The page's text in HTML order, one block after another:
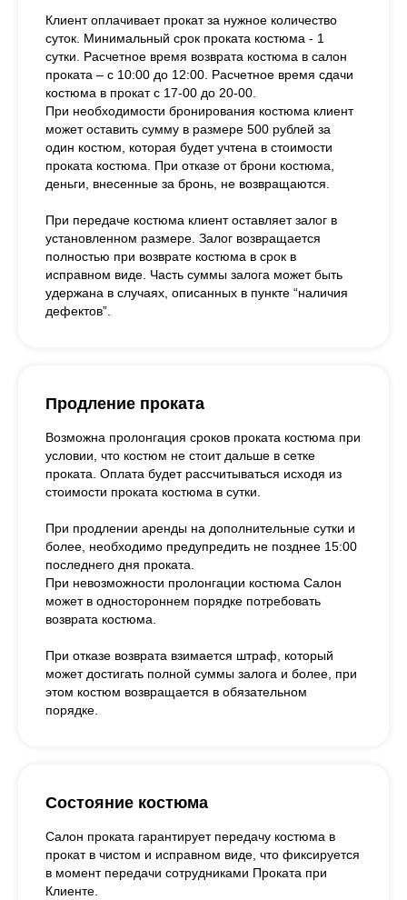
Клиент оплачивает прокат за нужное количество
суток. Минимальный срок проката костюма - 1
сутки. Расчетное время возврата костюма в салон
проката – с 10:00 до 12:00. Расчетное время сдачи
костюма в прокат с 17-00 до 20-00.
При необходимости бронирования костюма клиент
может оставить сумму в размере 500 рублей за
один костюм, которая будет учтена в стоимости
проката костюма. При отказе от брони костюма,
деньги, внесенные за бронь, не возвращаются.
При передаче костюма клиент оставляет залог в
установленном размере. Залог возвращается
полностью при возврате костюма в срок в
исправном виде. Часть суммы залога может быть
удержана в случаях, описанных в пункте “наличия
дефектов”.
Продление проката
Возможна пролонгация сроков проката костюма при
условии, что костюм не стоит дальше в сетке
проката. Оплата будет рассчитываться исходя из
стоимости проката костюма в сутки.
При продлении аренды на дополнительные сутки и
более, необходимо предупредить не позднее 15:00
последнего дня проката.
При невозможности пролонгации костюма Салон
может в одностороннем порядке потребовать
возврата костюма.
При отказе возврата взимается штраф, который
может достигать полной суммы залога и более, при
этом костюм возвращается в обязательном
порядке.
Состояние костюма
Салон проката гарантирует передачу костюма в
прокат в чистом и исправном виде, что фиксируется
в момент передачи сотрудниками Проката при
Клиенте.